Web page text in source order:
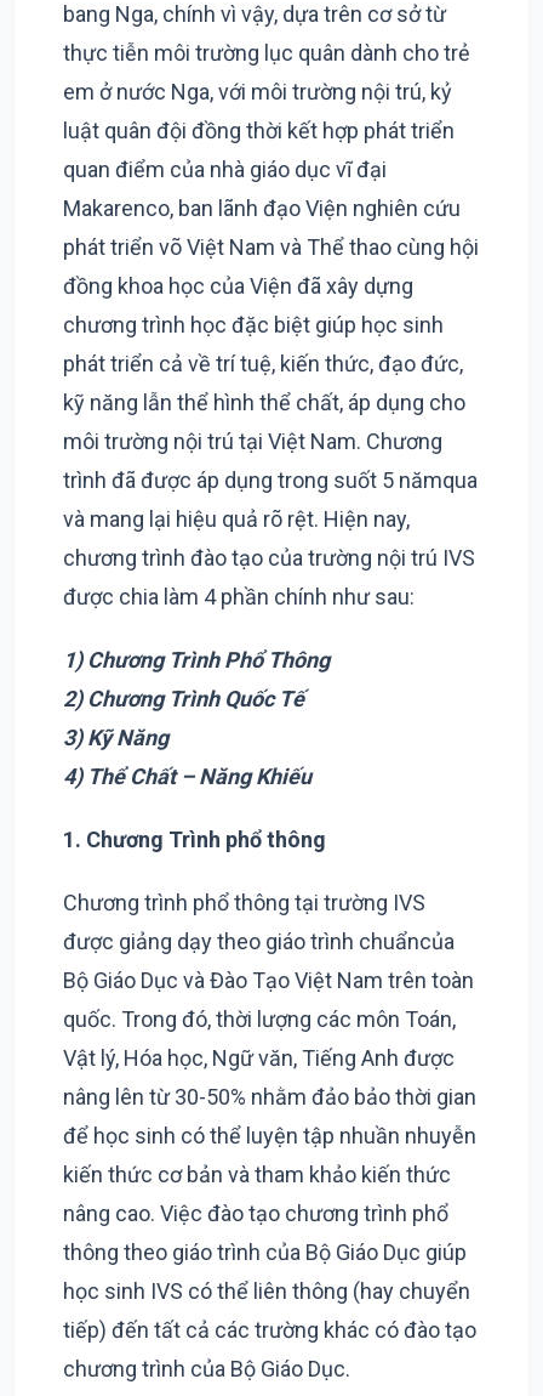
bang Nga, chính vì vậy, dựa trên cơ sở từ
thực tiễn môi trường lục quân dành cho trẻ
em ở nước Nga, với môi trường nội trú, kỷ
luật quân đội đồng thời kết hợp phát triển
quan điểm của nhà giáo dục vĩ đại
Makarenco, ban lãnh đạo Viện nghiên cứu
phát triển võ Việt Nam và Thể thao cùng hội
đồng khoa học của Viện đã xây dựng
chương trình học đặc biệt giúp học sinh
phát triển cả về trí tuệ, kiến thức, đạo đức,
kỹ năng lẫn thể hình thể chất, áp dụng cho
môi trường nội trú tại Việt Nam. Chương
trình đã được áp dụng trong suốt 5 nămqua
và mang lại hiệu quả rõ rệt. Hiện nay,
chương trình đào tạo của trường nội trú IVS
được chia làm 4 phần chính như sau:
1) Chương Trình Phổ Thông
2) Chương Trình Quốc Tế
3) Kỹ Năng
4) Thể Chất – Năng Khiếu
1. Chương Trình phổ thông
Chương trình phổ thông tại trường IVS
được giảng dạy theo giáo trình chuẩncủa
Bộ Giáo Dục và Đào Tạo Việt Nam trên toàn
quốc. Trong đó, thời lượng các môn Toán,
Vật lý, Hóa học, Ngữ văn, Tiếng Anh được
nâng lên từ 30-50% nhằm đảo bảo thời gian
để học sinh có thể luyện tập nhuần nhuyễn
kiến thức cơ bản và tham khảo kiến thức
nâng cao. Việc đào tạo chương trình phổ
thông theo giáo trình của Bộ Giáo Dục giúp
học sinh IVS có thể liên thông (hay chuyển
tiếp) đến tất cả các trường khác có đào tạo
chương trình của Bộ Giáo Dục.